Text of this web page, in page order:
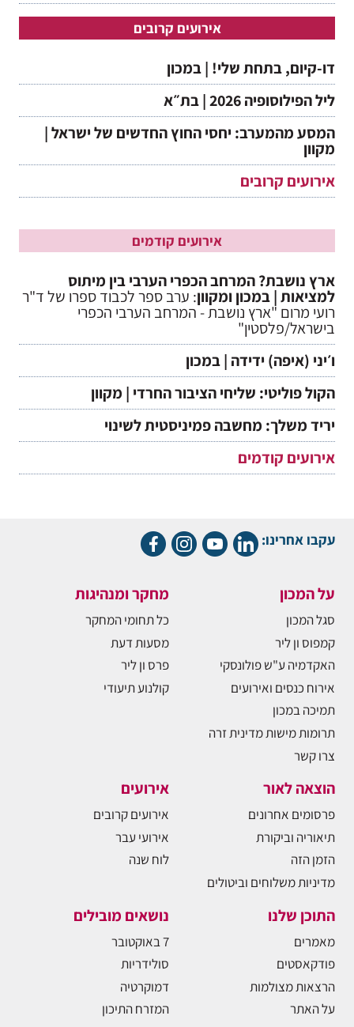
אירועים קרובים
דו-קיום, בתחת שלי! | במכון
ליל הפילוסופיה 2026 | בת״א
המסע מהמערב: יחסי החוץ החדשים של ישראל |
מקוון
אירועים קרובים
אירועים קודמים
ארץ נושבת? המרחב הכפרי הערבי בין מיתוס
למציאות | במכון ומקוון: ערב ספר לכבוד ספרו של ד"ר
רועי מרום "ארץ נושבת - המרחב הערבי הכפרי
בישראל/פלסטין"
ו׳יני (איפה) ידידה | במכון
הקול פוליטי: שליחי הציבור החרדי | מקוון
יריד משלך: מחשבה פמיניסטית לשינוי
אירועים קודמים
עקבו אחרינו:
על המכון
סגל המכון
קמפוס ון ליר
האקדמיה ע"ש פולונסקי
אירוח כנסים ואירועים
תמיכה במכון
תרומות מישות מדינית זרה
צרו קשר
מחקר ומנהיגות
כל תחומי המחקר
מסעות דעת
פרס ון ליר
קולנוע תיעודי
הוצאה לאור
פרסומים אחרונים
תיאוריה וביקורת
הזמן הזה
מדיניות משלוחים וביטולים
אירועים
אירועים קרובים
אירועי עבר
לוח שנה
התוכן שלנו
מאמרים
פודקאסטים
הרצאות מצולמות
על האתר
נושאים מובילים
7 באוקטובר
סולידריות
דמוקרטיה
המזרח התיכון